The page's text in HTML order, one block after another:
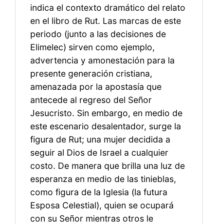
indica el contexto dramático del relato
en el libro de Rut. Las marcas de este
periodo (junto a las decisiones de
Elimelec) sirven como ejemplo,
advertencia y amonestación para la
presente generación cristiana,
amenazada por la apostasía que
antecede al regreso del Señor
Jesucristo. Sin embargo, en medio de
este escenario desalentador, surge la
figura de Rut; una mujer decidida a
seguir al Dios de Israel a cualquier
costo. De manera que brilla una luz de
esperanza en medio de las tinieblas,
como figura de la Iglesia (la futura
Esposa Celestial), quien se ocupará
con su Señor mientras otros le